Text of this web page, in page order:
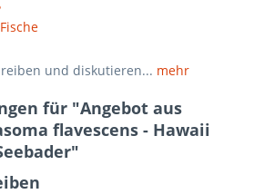
und diskutieren... mehr
für "Angebot aus
flavescens - Hawaii